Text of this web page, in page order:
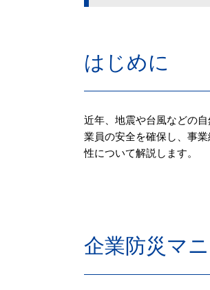
はじめに
近年、地震や台風などの
業員の安全を確保し、事
性について解説します。
企業防災マ